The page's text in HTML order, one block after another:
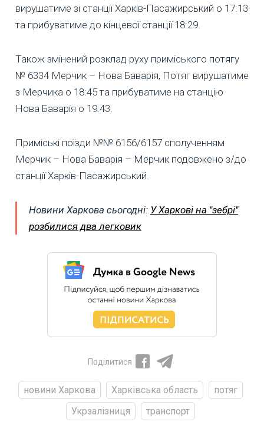
вирушатиме зі станції Харків-Пасажирський о 17:13
та прибуватиме до кінцевої станції 18:29.
Також змінений розклад руху приміського потягу
№ 6334 Мерчик – Нова Баварія, Потяг вирушатиме
з Мерчика о 18:45 та прибуватиме на станцію
Нова Баварія о 19:43.
Приміські поїзди №№ 6156/6157 сполученням
Мерчик – Нова Баварія – Мерчик подовжено з/до
станції Харків-Пасажирський.
Новини Харкова сьогодні: У Харкові на "зебрі"
розбилися два легковик
Поділитися
новини Харкова Харківська область
потяг
Укрзалізниця
транспорт